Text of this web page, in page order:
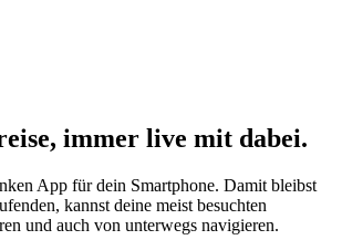
immer live mit dabei.
App für dein Smartphone. Damit bleibst
kannst deine meist besuchten
und auch von unterwegs navigieren.